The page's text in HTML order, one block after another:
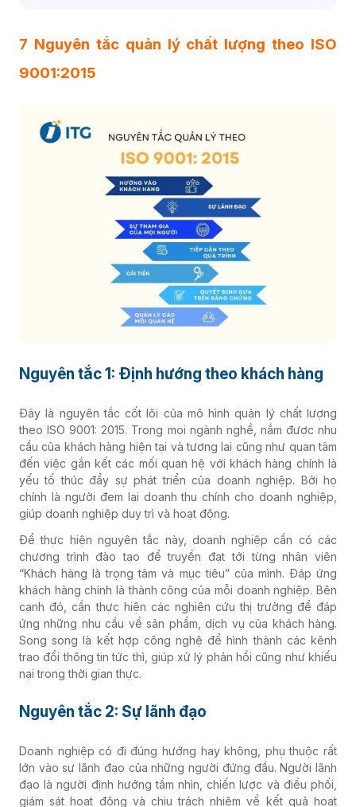
7 Nguyên tắc quản lý chất lượng theo ISO
9001:2015
Nguyên tắc 1: Định hướng theo khách hàng
Đây là nguyên tắc cốt lõi của mô hình quản lý chất lượng
theo ISO 9001: 2015. Trong mọi ngành nghề, nắm được nhu
cầu của khách hàng hiện tại và tương lai cũng như quan tâm
đến việc gắn kết các mối quan hệ với khách hàng chính là
yếu tố thúc đẩy sự phát triển của doanh nghiệp. Bởi họ
chính là người đem lại doanh thu chính cho doanh nghiệp,
giúp doanh nghiệp duy trì và hoạt động.
Để thực hiện nguyên tắc này, doanh nghiệp cần có các
chương trình đào tạo để truyền đạt tới từng nhân viên
“Khách hàng là trọng tâm và mục tiêu” của mình. Đáp ứng
khách hàng chính là thành công của mỗi doanh nghiệp. Bên
cạnh đó, cần thực hiện các nghiên cứu thị trường để đáp
ứng những nhu cầu về sản phẩm, dịch vụ của khách hàng.
Song song là kết hợp công nghệ để hình thành các kênh
trao đổi thông tin tức thì, giúp xử lý phản hồi cũng như khiếu
nại trong thời gian thực.
Nguyên tắc 2: Sự lãnh đạo
Doanh nghiệp có đi đúng hướng hay không, phụ thuộc rất
lớn vào sự lãnh đạo của những người đứng đầu. Người lãnh
đạo là người định hướng tầm nhìn, chiến lược và điều phối,
giám sát hoạt động và chịu trách nhiệm về kết quả hoạt